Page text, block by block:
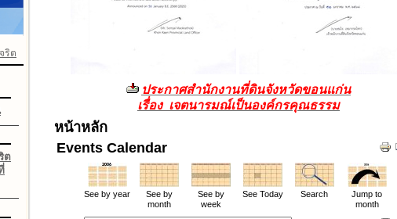
ริต
ต
ประกาศสำนักงานที่ดินจังหวัดขอนแก่น
เรื่อง เจตนารมณ์เป็นองค์กรคุณธรรม
หน้าหลัก
Events Calendar
See by year
See by
month
See by
week
See Today Search
Jump to
month